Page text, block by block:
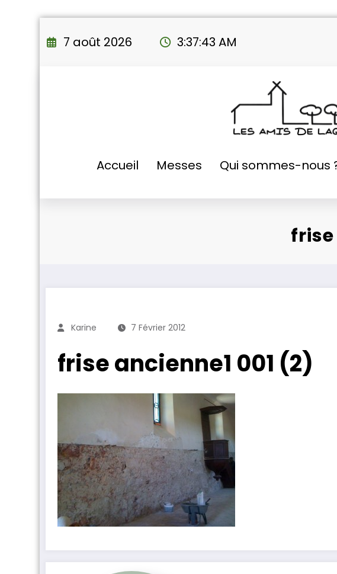
au
7 août 2026 3:37:44 AM
Accueil Messes Qui sommes-nous
frise
Karine 7 Février 2012
frise ancienne1 001 (2)